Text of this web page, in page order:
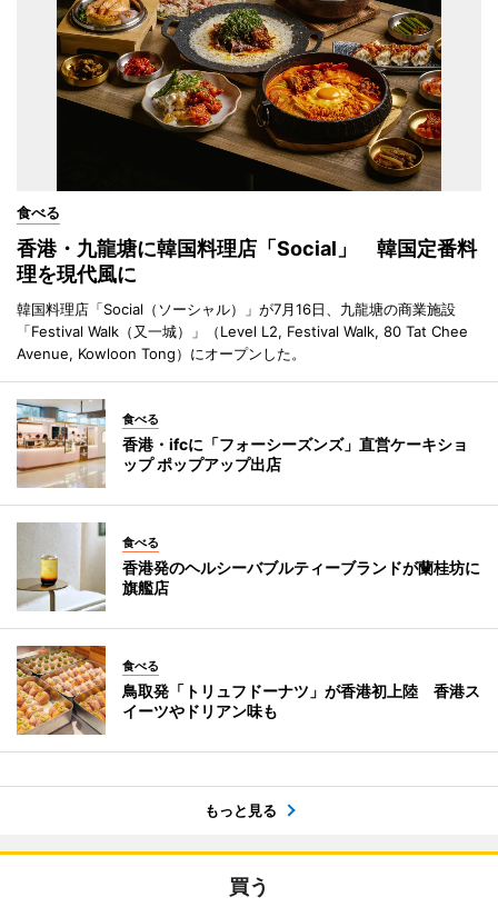
食べる
香港・九龍塘に韓国料理店「Social」 韓国定番料
理を現代風に
韓国料理店「Social（ソーシャル）」が7月16日、九龍塘の商業施設
「Festival Walk（又一城）」（Level L2, Festival Walk, 80 Tat Chee
Avenue, Kowloon Tong）にオープンした。
食べる
香港・ifcに「フォーシーズンズ」直営ケーキショ
ップ ポップアップ出店
食べる
香港発のヘルシーバブルティーブランドが蘭桂坊に
旗艦店
食べる
鳥取発「トリュフドーナツ」が香港初上陸 香港ス
イーツやドリアン味も
もっと見る
買う